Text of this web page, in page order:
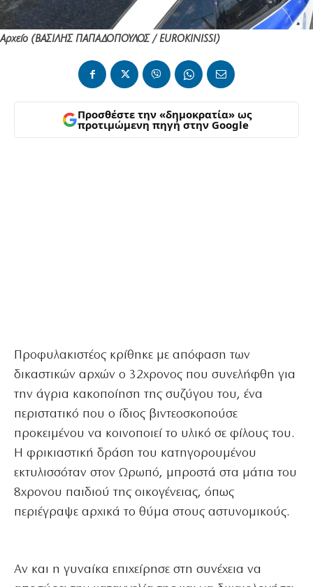
Αρχείο (ΒΑΣΙΛΗΣ ΠΑΠΑΔΟΠΟΥΛΟΣ / EUROKINISSI)
Προσθέστε την «δημοκρατία» ως
προτιμώμενη πηγή στην Google
Προφυλακιστέος κρίθηκε με απόφαση των
δικαστικών αρχών ο 32χρονος που συνελήφθη για
την άγρια κακοποίηση της συζύγου του, ένα
περιστατικό που ο ίδιος βιντεοσκοπούσε
προκειμένου να κοινοποιεί το υλικό σε φίλους του.
Η φρικιαστική δράση του κατηγορουμένου
εκτυλισσόταν στον Ωρωπό, μπροστά στα μάτια του
8χρονου παιδιού της οικογένειας, όπως
περιέγραψε αρχικά το θύμα στους αστυνομικούς.
Αν και η γυναίκα επιχείρησε στη συνέχεια να